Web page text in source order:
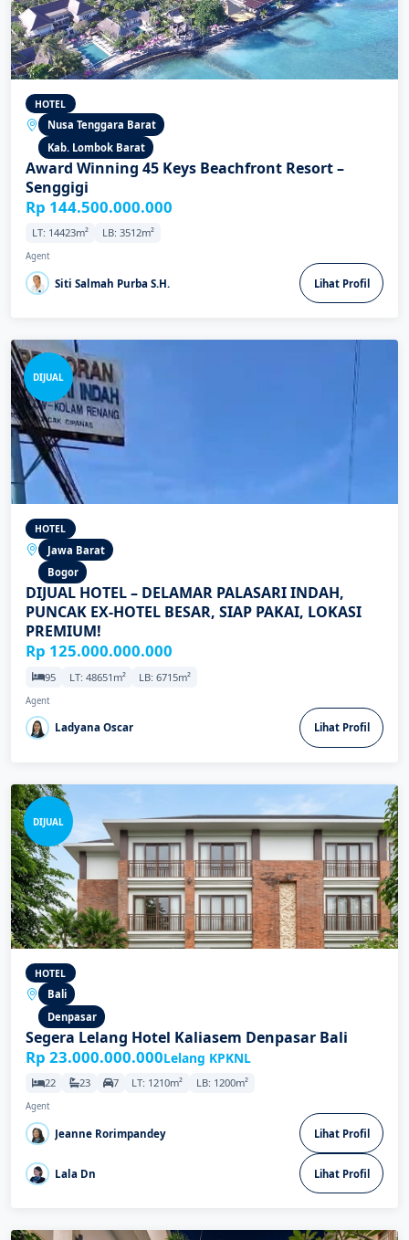
HOTEL
Nusa Tenggara Barat
Kab. Lombok Barat
Award Winning 45 Keys Beachfront Resort –
Senggigi
Rp 144.500.000.000
LT: 14423m² LB: 3512m²
Agent
Siti Salmah Purba S.H. Lihat Profil
DIJUAL
HOTEL
Jawa Barat
Bogor
DIJUAL HOTEL – DELAMAR PALASARI INDAH,
PUNCAK EX-HOTEL BESAR, SIAP PAKAI, LOKASI
PREMIUM!
Rp 125.000.000.000
95 LT: 48651m² LB: 6715m²
Agent
Ladyana Oscar Lihat Profil
DIJUAL
HOTEL
Bali
Denpasar
Segera Lelang Hotel Kaliasem Denpasar Bali
Rp 23.000.000.000Lelang KPKNL
22 23 7 LT: 1210m² LB: 1200m²
Agent
Jeanne Rorimpandey Lihat Profil
Lala Dn Lihat Profil